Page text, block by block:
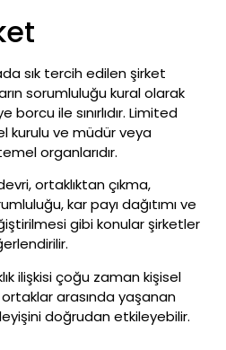
sık tercih edilen şirket
sorumluluğu kural olarak
ile sınırlıdır. Limited
kurulu ve müdür veya
organlarıdır.
ortaklıktan çıkma,
kar payı dağıtımı ve
gibi konular şirketler
ilişkisi çoğu zaman kişisel
arasında yaşanan
doğrudan etkileyebilir.